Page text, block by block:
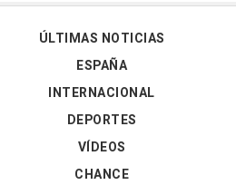
ÚLTIMAS NOTICIAS
ESPAÑA
INTERNACIONAL
DEPORTES
VÍDEOS
CHANCE